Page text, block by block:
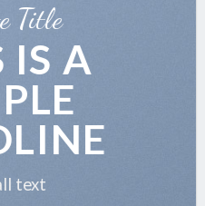
Title
IS A
text